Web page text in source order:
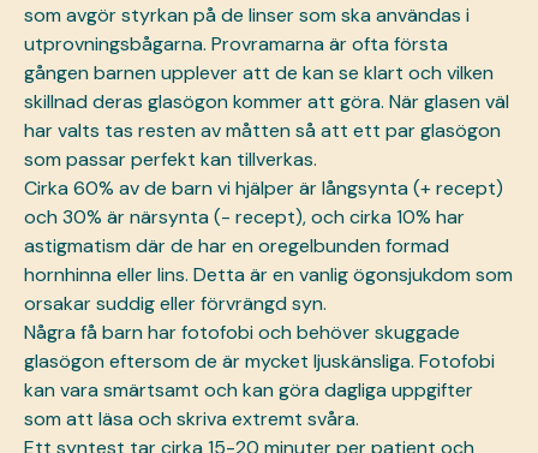
som avgör styrkan på de linser som ska användas i
utprovningsbågarna. Provramarna är ofta första
gången barnen upplever att de kan se klart och vilken
skillnad deras glasögon kommer att göra. När glasen väl
har valts tas resten av måtten så att ett par glasögon
som passar perfekt kan tillverkas.
Cirka 60% av de barn vi hjälper är långsynta (+ recept)
och 30% är närsynta (- recept), och cirka 10% har
astigmatism där de har en oregelbunden formad
hornhinna eller lins. Detta är en vanlig ögonsjukdom som
orsakar suddig eller förvrängd syn.
Några få barn har fotofobi och behöver skuggade
glasögon eftersom de är mycket ljuskänsliga. Fotofobi
kan vara smärtsamt och kan göra dagliga uppgifter
som att läsa och skriva extremt svåra.
Ett syntest tar cirka 15-20 minuter per patient och